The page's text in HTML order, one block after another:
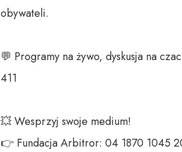
obywateli.
💬 Programy na żywo, dyskusja na
411
💥 Wesprzyj swoje medium!
👉 Fundacja Arbitror: 04 1870 1045